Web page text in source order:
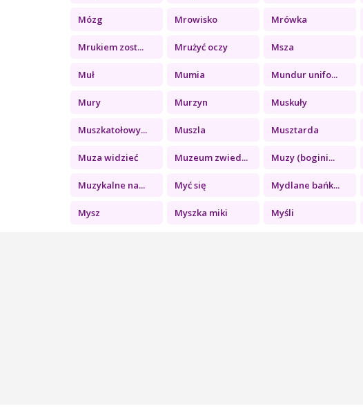
Mózg Mrowisko Mrówka
Mrukiem zost... Mrużyć oczy Msza
Muł Mumia Mundur unifo...
Mury Murzyn Muskuły
Muszkatołowy... Muszla Musztarda
Muza widzieć Muzeum zwied... Muzy (bogini...
Muzykalne na... Myć się Mydlane bańk...
Mysz Myszka miki Myśli